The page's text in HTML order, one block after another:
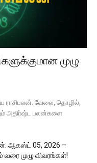
முழு
ராசிபலன். வேலை, தொழில்,
அதிர்ஷ்ட பலன்களை
ஆகஸ்ட் 05, 2026 –
முழு விவரங்கள்!